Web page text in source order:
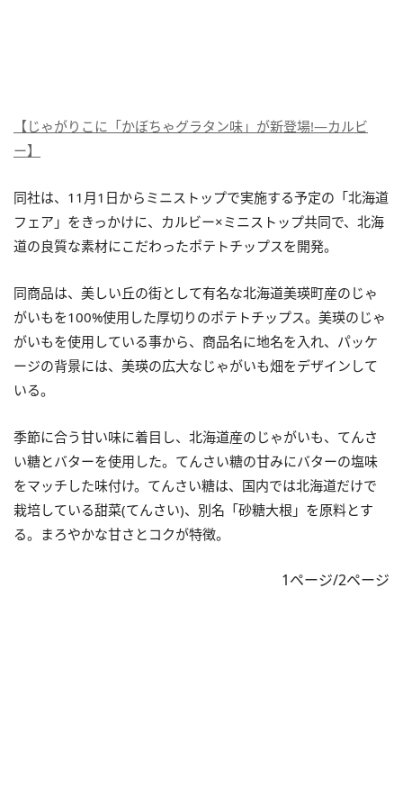
【じゃがりこに「かぼちゃグラタン味」が新登場!―カルビ
ー】
同社は、11月1日からミニストップで実施する予定の「北海道
フェア」をきっかけに、カルビー×ミニストップ共同で、北海
道の良質な素材にこだわったポテトチップスを開発。
同商品は、美しい丘の街として有名な北海道美瑛町産のじゃ
がいもを100%使用した厚切りのポテトチップス。美瑛のじゃ
がいもを使用している事から、商品名に地名を入れ、パッケ
ージの背景には、美瑛の広大なじゃがいも畑をデザインして
いる。
季節に合う甘い味に着目し、北海道産のじゃがいも、てんさ
い糖とバターを使用した。てんさい糖の甘みにバターの塩味
をマッチした味付け。てんさい糖は、国内では北海道だけで
栽培している甜菜(てんさい)、別名「砂糖大根」を原料とす
る。まろやかな甘さとコクが特徴。
1ページ/2ページ